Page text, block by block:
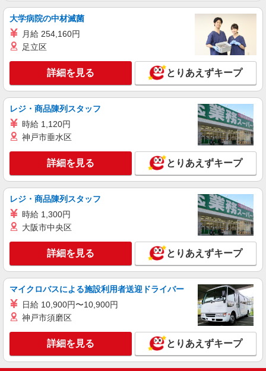
派遣社員
株式会社綜合キャリアオプション（1314VJ0805G55★8-S-T2）
くるまエンジン部品の加工・検査/日払いOK
時給1,450円 交通費：既定支給
愛知県岡崎市
キープ 詳細を見る
派遣社員
株式会社テクノ・サービス/お仕事No/0853834
機械オペレーター業務
時給1300円 月収例：193700円以上（残業・休
日出勤手当て等が含まれています） 交通費全額支
愛知県岡崎市 ＊車・バイク通勤OK
キープ 詳細を見る
大学病院の中材滅菌
月給 254,160円
足立区
詳細を見る とりあえずキープ
レジ・商品陳列スタッフ
時給 1,120円
神戸市垂水区
詳細を見る とりあえずキープ
レジ・商品陳列スタッフ
時給 1,300円
大阪市中央区
詳細を見る とりあえずキープ
マイクロバスによる施設利用者送迎ドライバー
日給 10,900円〜10,900円
神戸市須磨区
詳細を見る とりあえずキープ